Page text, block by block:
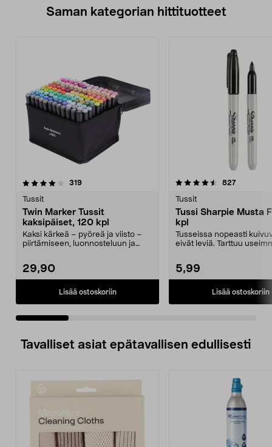
Saman kategorian hittituotteet
319arvostelut
Tussit
Twin Marker Tussit
kaksipäiset, 120 kpl
Kaksi kärkeä – pyöreä ja viisto –
piirtämiseen, luonnosteluun ja
29,90
Lisää ostoskoriin
4.5 viidestä
827arvostelut
Tussit
Tussi Sharpie Musta
kpl
Tusseissa nopeasti
eivät leviä. Tarttuu
5,99
Lisää ostoskoriin
4.5 viidestä
Tavalliset asiat epätavallisen edullisesti